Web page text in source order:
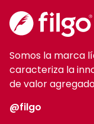
Somos la marca
caracteriza la
de valor
@filgo